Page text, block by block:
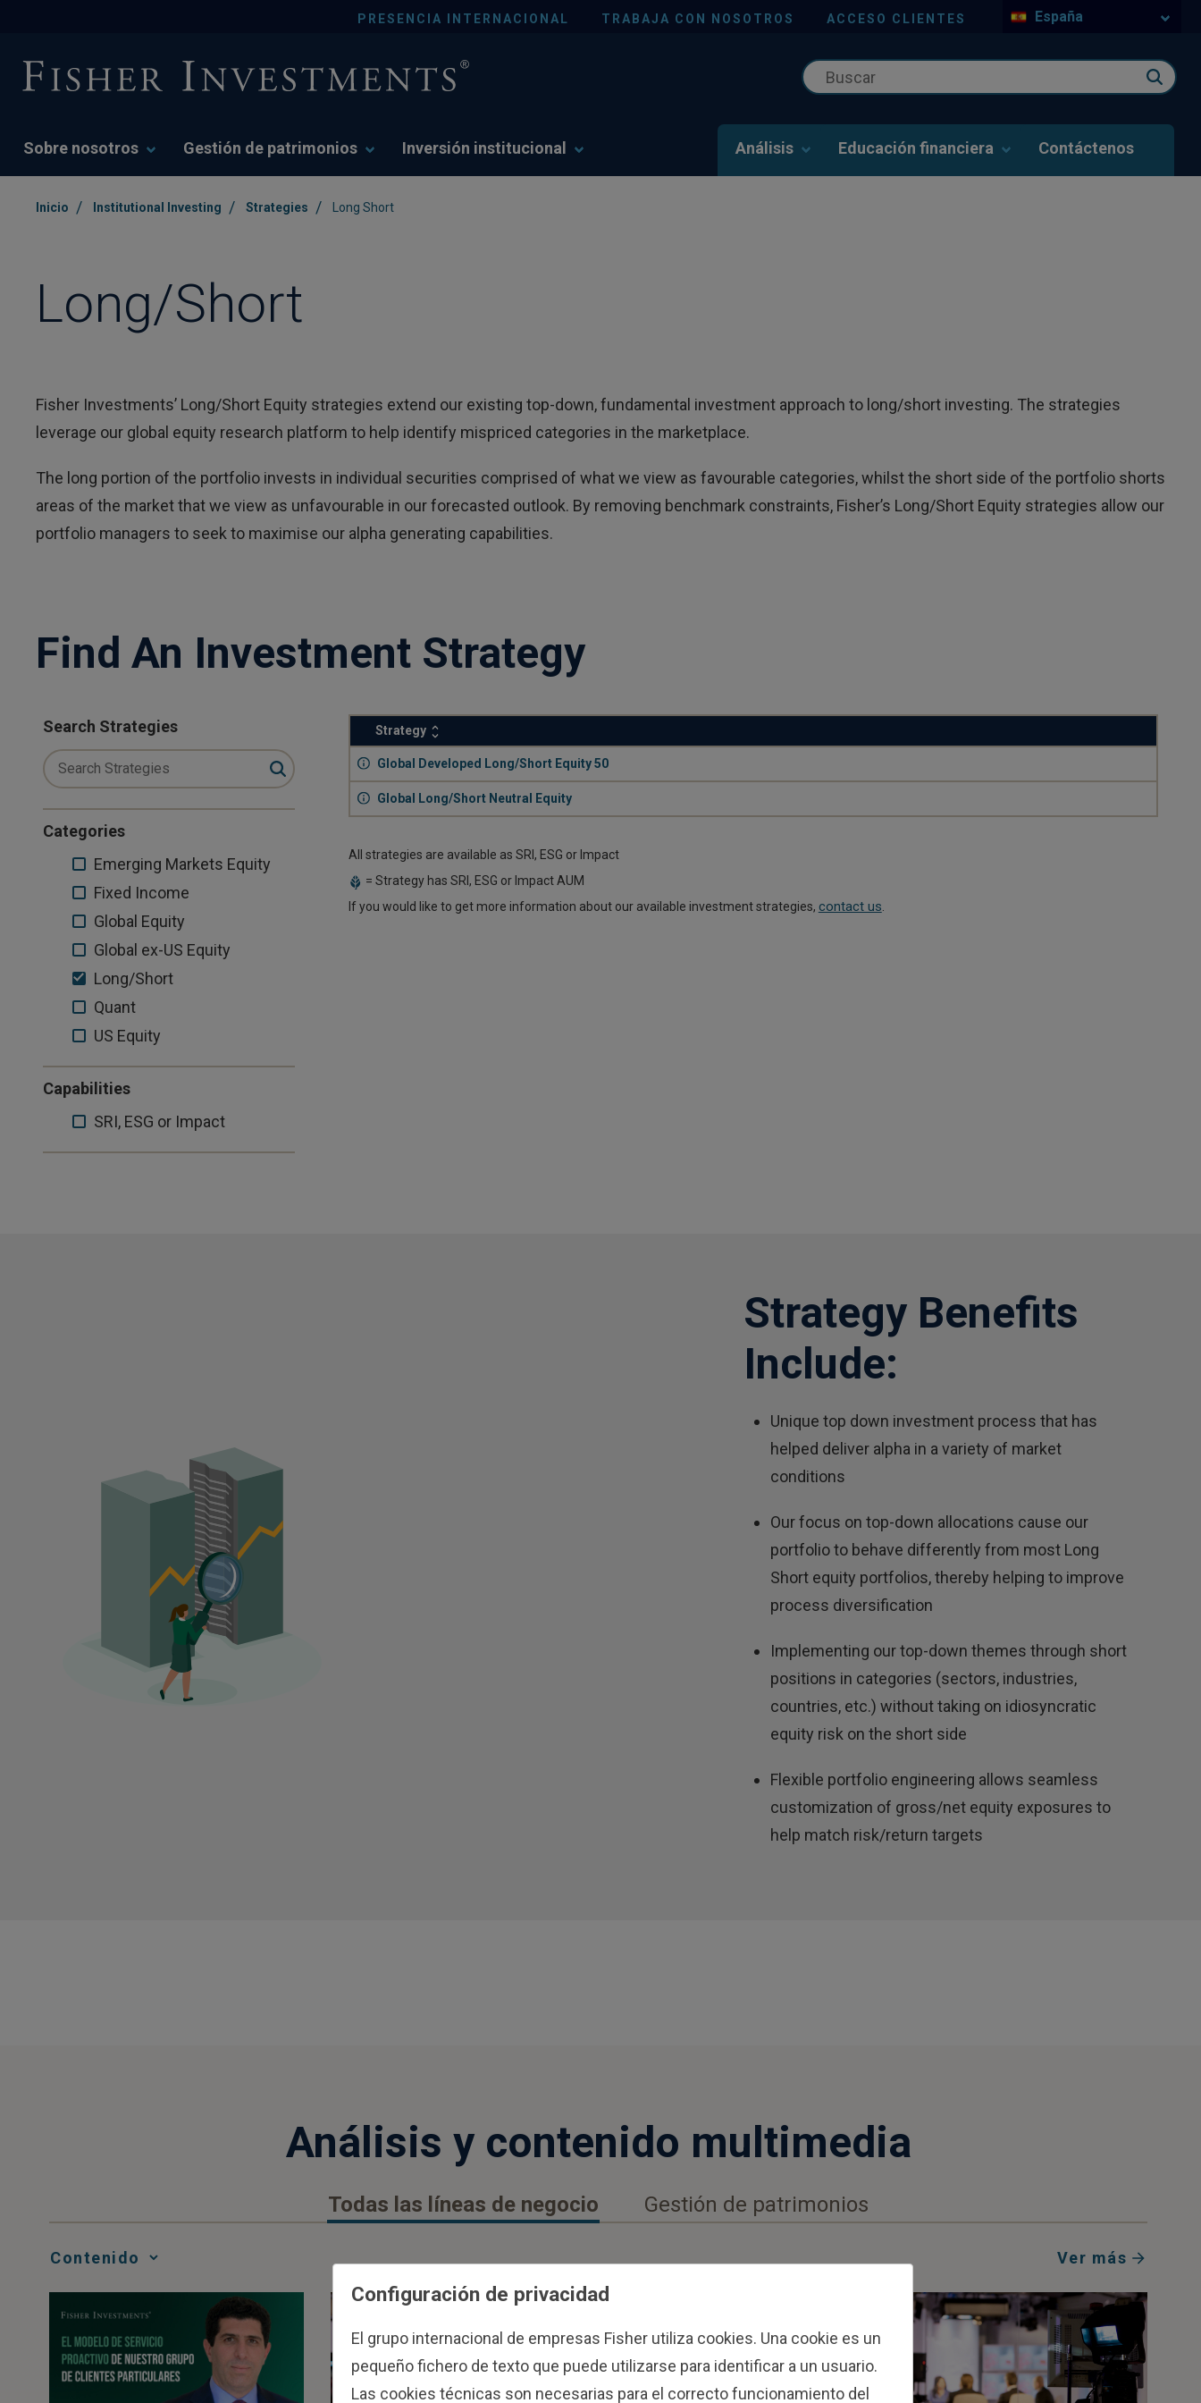
PRESENCIA INTERNACIONAL TRABAJA CON NOSOTROS ACCESO CLIENTES España
Sobre nosotros Gestión de patrimonios Inversión institucional Análisis Educación financiera Contáctenos
Inicio / Institutional Investing / Strategies / Long Short
Long/Short
Fisher Investments’ Long/Short Equity strategies extend our existing top-down, fundamental investment approach to long/short investing. The strategies
leverage our global equity research platform to help identify mispriced categories in the marketplace.
The long portion of the portfolio invests in individual securities comprised of what we view as favourable categories, whilst the short side of the portfolio shorts
areas of the market that we view as unfavourable in our forecasted outlook. By removing benchmark constraints, Fisher’s Long/Short Equity strategies allow our
portfolio managers to seek to maximise our alpha generating capabilities.
Find An Investment Strategy
Search Strategies
Categories
Emerging
Markets
Equity
Emerging Markets Equity
Fixed
Income
Fixed Income
Global
Equity
Global Equity
Global
ex-
US
Global ex-US Equity
Long/Short
Long/Short
QuantQuant
US US Equity
Capabilities
SRI,SRI, ESG or Impact
Strategy
Global Developed Long/Short Equity 50.
Global Long/Short Neutral Equity.
All strategies are available as SRI, ESG or Impact
= Strategy has SRI, ESG or Impact AUM
If you would like to get more information about our available investment strategies, contact us.
Strategy Benefits
Include:
Unique top down investment process that has
helped deliver alpha in a variety of market
conditions
Our focus on top-down allocations cause our
portfolio to behave differently from most Long
Short equity portfolios, thereby helping to improve
process diversification
Implementing our top-down themes through short
positions in categories (sectors, industries,
countries, etc.) without taking on idiosyncratic
equity risk on the short side
Flexible portfolio engineering allows seamless
customization of gross/net equity exposures to
help match risk/return targets
Análisis y contenido multimedia
Todas las líneas de negocio Gestión de patrimonios
Media
Choice
Ver más
Configuración de privacidad
El grupo internacional de empresas Fisher utiliza cookies. Una cookie es un
pequeño fichero de texto que puede utilizarse para identificar a un usuario.
Las cookies técnicas son necesarias para el correcto funcionamiento del